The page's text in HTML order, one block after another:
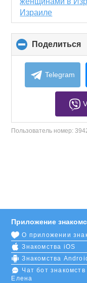
Израиле
Поделиться
Telegram
Пользователь номер:
Приложение
О приложении
Знакомства iOS
Знакомства
Чат бот знакомств
Елена